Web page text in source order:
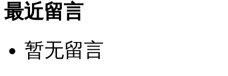
最近留言
暂无留言